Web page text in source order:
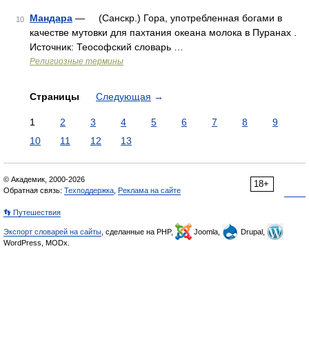
10 Мандара — (Санскр.) Гора, употребленная богами в
качестве мутовки для пахтания океана молока в Пуранах .
Источник: Теософский словарь …
Религиозные термины
Страницы Следующая →
1 2 3 4 5 6 7 8
9
10
11 12 13
18+
© Академик, 2000-2026
Обратная связь: Техподдержка Реклама на сайте
👣 Путешествия
Экспорт словарей на сайты , сделанные на PHP, Joomla,
Drupal,
WordPress, MODx.